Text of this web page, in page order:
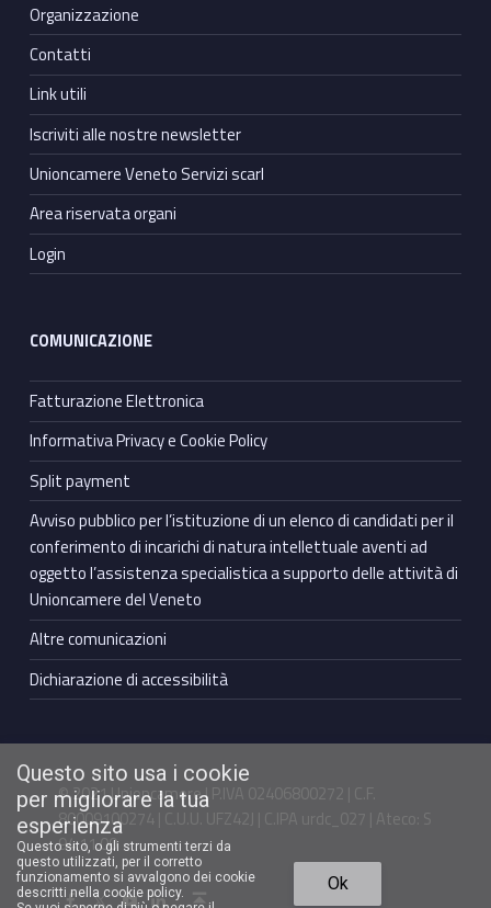
Organizzazione
Contatti
Link utili
Iscriviti alle nostre newsletter
Unioncamere Veneto Servizi scarl
Area riservata organi
Login
COMUNICAZIONE
Fatturazione Elettronica
Informativa Privacy e Cookie Policy
Split payment
Avviso pubblico per l’istituzione di un elenco di candidati per il
conferimento di incarichi di natura intellettuale aventi ad
oggetto l’assistenza specialistica a supporto delle attività di
Unioncamere del Veneto
Altre comunicazioni
Dichiarazione di accessibilità
© 2021 Unioncamere | P.IVA 02406800272 | C.F.
80009100274 | C.U.U. UFZ42J | C.IPA urdc_027 | Ateco: S
94.11.00
Facebook Unioncamere VenetoTwitter Unioncamere VenetoYoutube Unioncamere VenetoLinkedin Unioncamere Veneto Torna in cima ↑
Questo sito usa i cookie
per migliorare la tua
esperienza
Questo sito, o gli strumenti terzi da
questo utilizzati, per il corretto
funzionamento si avvalgono dei cookie
descritti nella cookie policy.
Ok